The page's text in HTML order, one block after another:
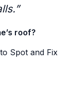
roof?
Spot and Fix